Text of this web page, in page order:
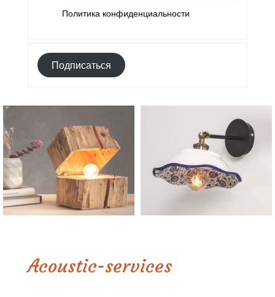
Политика конфиденциальности
Подписаться
Acoustic-services